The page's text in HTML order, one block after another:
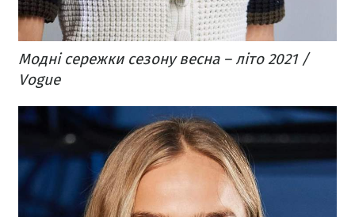
Модні сережки сезону весна – літо 2021 /
Vogue